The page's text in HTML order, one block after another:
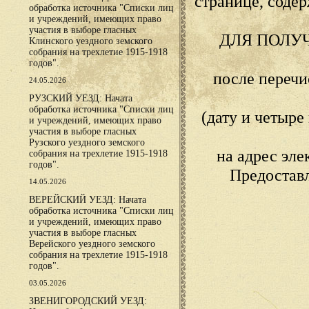
обработка источника "Списки лиц
и учреждений, имеющих право
участия в выборе гласных
Клинского уездного земского
собрания на трехлетие 1915-1918
годов".
24.05.2026
РУЗСКИЙ УЕЗД: Начата
обработка источника "Списки лиц
и учреждений, имеющих право
участия в выборе гласных
Рузского уездного земского
собрания на трехлетие 1915-1918
годов".
14.05.2026
ВЕРЕЙСКИЙ УЕЗД: Начата
обработка источника "Списки лиц
и учреждений, имеющих право
участия в выборе гласных
Верейского уездного земского
собрания на трехлетие 1915-1918
годов".
03.05.2026
ЗВЕНИГОРОДСКИЙ УЕЗД:
ДЛЯ
после
(дату и
на адрес